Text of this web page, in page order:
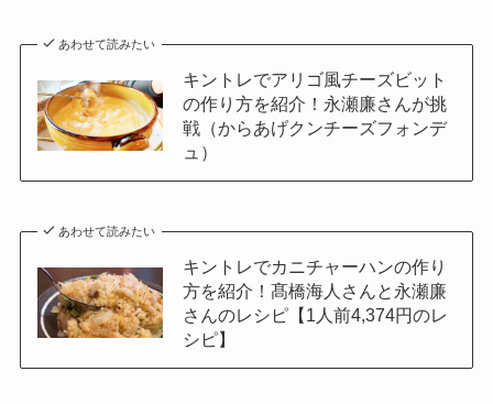
あわせて読みたい
キントレでアリゴ風チーズビット
の作り方を紹介！永瀬廉さんが挑
戦（からあげクンチーズフォンデ
ュ）
あわせて読みたい
キントレでカニチャーハンの作り
方を紹介！髙橋海人さんと永瀬廉
さんのレシピ【1人前4,374円のレ
シピ】